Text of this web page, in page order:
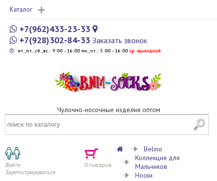
Каталог
+7(962)433-23-33
+7(928)302-84-33 Заказать звонок
вт.,пт.,сб.,вс.: 9:00 - 16:00 пн.,чт.: 5:00 - 16:00 cр.-выходной
Чулочно-носочные изделия оптом
Войти
Зарегистрироваться
0 товаров
Belino
Коллекция для
Мальчиков
Носки